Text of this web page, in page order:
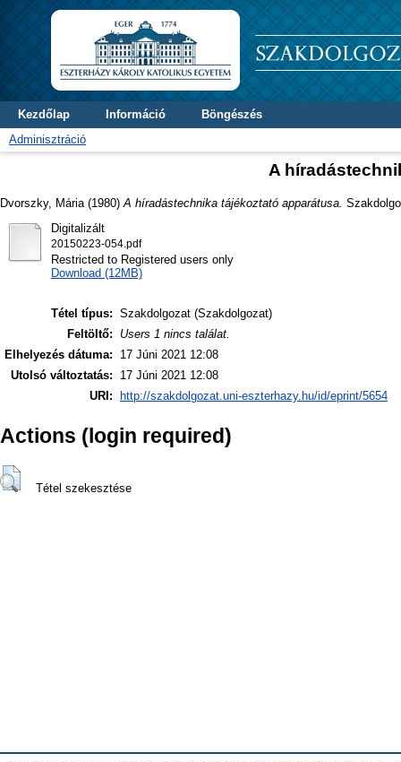
Kezdőlap Információ
Böngészés
Adminisztráció
A
Dvorszky, Mária (1980) A híradástechnika tájékoztató apparátusa.
Digitalizált
20150223-054.pdf
Restricted to Registered users only
Download (12MB)
Tétel típus: Szakdolgozat (Szakdolgozat)
Feltöltő:
Users 1 nincs találat.
Elhelyezés dátuma:
17 Júni 2021 12:08
Utolsó változtatás:
17 Júni 2021 12:08
URI:
http://szakdolgozat.uni-eszterhazy.hu/id/eprint/5654
Actions (login required)
Tétel szekesztése